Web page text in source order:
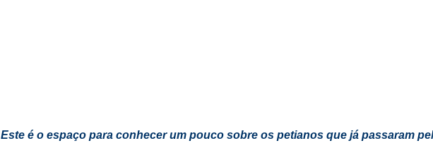
Este é o espaço para conhecer um pouco sobre os petianos que já passaram